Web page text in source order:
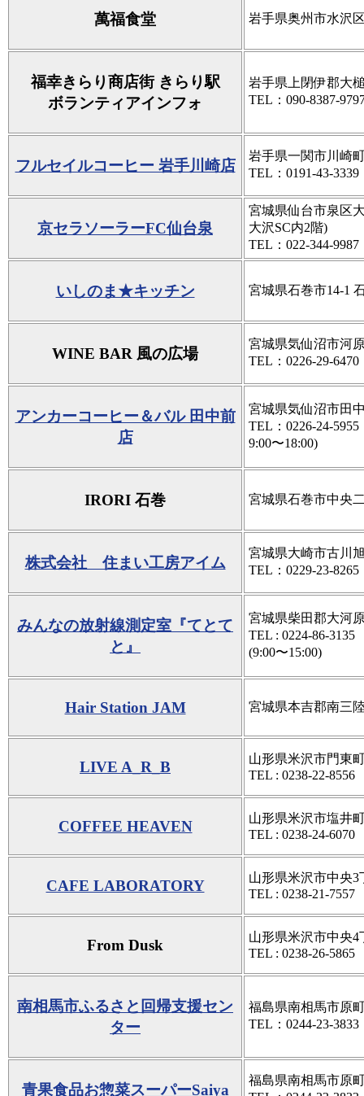
萬福食堂 岩手県奥州市水沢
福幸きらり商店街 きらり駅
ボランティアインフォ
岩手県上閉伊郡大
TEL：090-8387-
フルセイルコーヒー 岩手川崎店
岩手県一関市川崎
TEL：0191-43-
京セラソーラーFC仙台泉
宮城県仙台市泉区
大沢SC内2階)
TEL：022-344-9987
いしのま★キッチン 宮城県石巻市14-1
WINE BAR 風の広場
宮城県気仙沼市河
TEL：0226-29-6470
アンカーコーヒー＆バル 田中前
店
宮城県気仙沼市田
TEL：0226-24-
9:00〜18:00)
IRORI 石巻 宮城県石巻市中央
株式会社 住まい工房アイム
宮城県大崎市古川
TEL：0229-23-8265
みんなの放射線測定室『てとて
と』
宮城県柴田郡大河
TEL : 0224-86-
(9:00〜15:00)
Hair Station JAM 宮城県本吉郡南三
LIVE A_R_B
山形県米沢市門東
TEL : 0238-22-8556
COFFEE HEAVEN
山形県米沢市塩井
TEL : 0238-24-6070
CAFE LABORATORY
山形県米沢市中央3
TEL : 0238-21-7557
From Dusk
山形県米沢市中央4
TEL : 0238-26-5865
南相馬市ふるさと回帰支援セン
ター
福島県南相馬市原
TEL：0244-23-3833
青果食品お惣菜スーパーSaiya
福島県南相馬市原